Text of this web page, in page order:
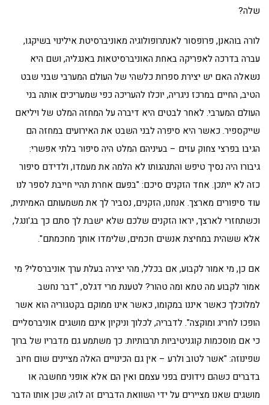
שלה?
לורה בוהאנן, פרופסור לאנתרופולוגיה מאוניברסיטת אילינוי בשיקגו,
עברה בדרכה לאפריקה באחת האוניברסיטאות באנגליה, ושם היא
נשאלה האם יש יצירת ספרות כלשהי של העולם המערבי שבני שבט
הטיב, החיים במרכז ניגריה, יוכלו להעריכה כפי שמעריכים אותה בני
העולם המערבי. לאחר לבטים היא דיברה על המחזה המלט של ויליאם
שייקספיר. כאשר היא סיפרה לבני השבט את האירועים במחזה הם
הגיבו בפרצי צחוק עזים – בעיניהם המלט היה סיפור בלתי אפשרי:
גיבורו היה נסיך טיפש והתנהגותו לא הלמה את מעמדו, ולדידם סיפור
כזה לא ייתכן. אחד הזקנים סיכם: "בפעם אחרת תהיי חייבת לספר לנו
עוד סיפורים מארצך. אנחנו, הזקנים, נסביר לך את משמעותם האמיתית,
וכשתחזרי לארצך, יראו הזקנים שלכם שלא ישבת לך סתם כך בג'ונגל,
אלא ששהית במחיצת אנשים חכמים, שלימדו אותך מחכמתם".
אם כן, מי אמור לקבוע, אם בכלל, מהי יצירה בעלת ערך אוניברסלי? מי
אמור לקבוע מה טמא ומה טהור? לטענת מרי דגלס, "דבר נחשב
למלוכלך כאשר איננו במקומו, כאשר אינו ממוקם בקטגוריה הוא אשר
הופכו לחריג ומוקצה". לדבריה, לכלוך וניקיון אינם מושגים אוניברסליים
כי אם מוסכמות קוגניטיביות תרבותיות. כך משתמע גם מדבריו של ברוך
שפינוזה: "אשר לטוב ולרע – אין גם הכינויים האלה מציינים שום חיוב
בדברים כשהם נידונים בפני עצמם ואין הם אלא אופני מחשבה או
מושגים שאנו מציירים על ידי השוואת הדברים זה לזה; שכן אותו הדבר